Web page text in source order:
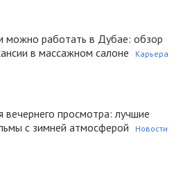
можно работать в Дубае: обзор
в массажном салоне
Карьера
вечернего просмотра: лучшие
с зимней атмосферой
Новости